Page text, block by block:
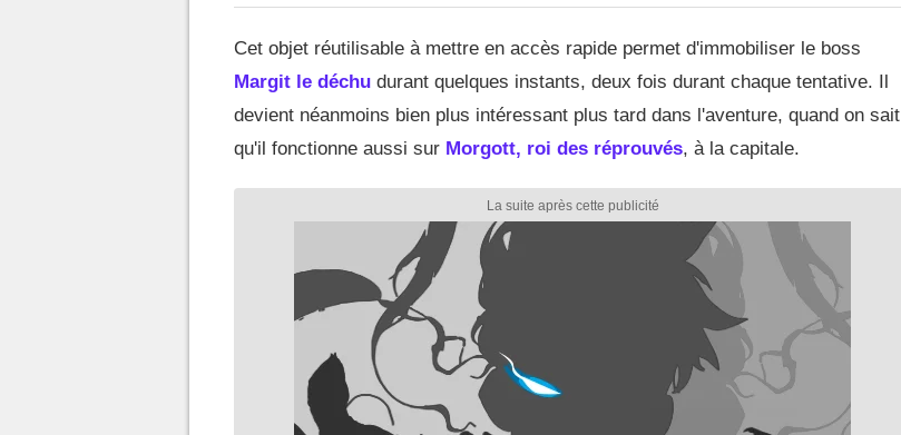
Cet objet réutilisable à mettre en accès rapide permet d'immobiliser le boss
Margit le déchu durant quelques instants, deux fois durant chaque tentative. Il
devient néanmoins bien plus intéressant plus tard dans l'aventure, quand on sait
qu'il fonctionne aussi sur Morgott, roi des réprouvés, à la capitale.